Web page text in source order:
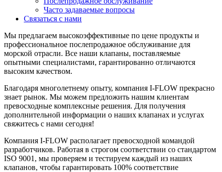
Часто задаваемые вопросы
Связаться с нами
Мы предлагаем высокоэффективные по цене продукты и
профессиональное послепродажное обслуживание для
морской отрасли. Все наши клапаны, поставляемые
опытными специалистами, гарантированно отличаются
высоким качеством.
Благодаря многолетнему опыту, компания I-FLOW прекрасно
знает рынок. Мы можем предложить нашим клиентам
превосходные комплексные решения. Для получения
дополнительной информации о наших клапанах и услугах
свяжитесь с нами сегодня!
Компания I-FLOW располагает превосходной командой
разработчиков. Работая в строгом соответствии со стандартом
ISO 9001, мы проверяем и тестируем каждый из наших
клапанов, чтобы гарантировать 100% соответствие